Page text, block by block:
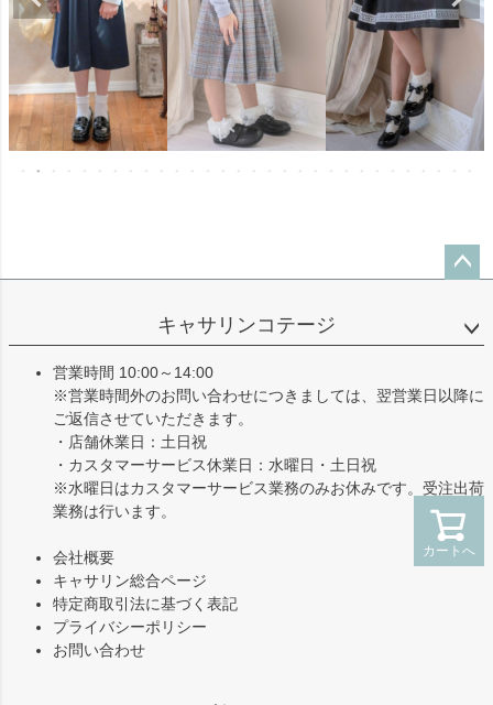
カートへ
ップ
キャサリンコテージ
営業時間 10:00～14:00
※営業時間外のお問い合わせにつきましては、翌営業日以降に
ご返信させていただきます。
・店舗休業日：土日祝
・カスタマーサービス休業日：水曜日・土日祝
※水曜日はカスタマーサービス業務のみお休みです。受注出荷
業務は行います。
会社概要
キャサリン総合ページ
特定商取引法に基づく表記
プライバシーポリシー
お問い合わせ